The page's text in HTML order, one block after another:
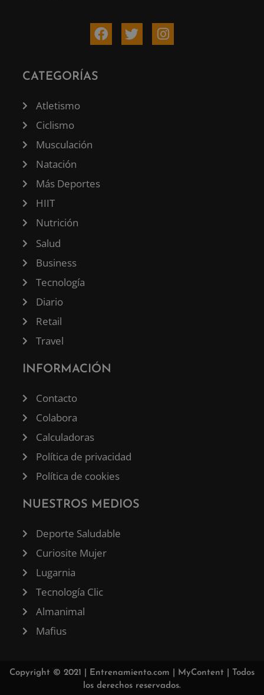
CATEGORÍAS
Atletismo
Ciclismo
Musculación
Natación
Más Deportes
HIIT
Nutrición
Salud
Business
Tecnología
Diario
Retail
Travel
INFORMACIÓN
Contacto
Colabora
Calculadoras
Política de privacidad
Política de cookies
NUESTROS MEDIOS
Deporte Saludable
Curiosite Mujer
Lugarnia
Tecnología Clic
Almanimal
Mafius
Copyright © 2021 | Entrenamiento.com MyContent | Todos
los derechos reservados.